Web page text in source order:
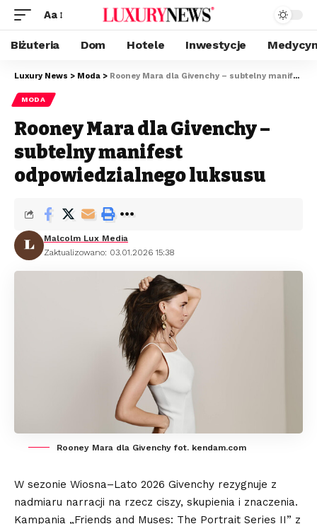
Aa
Biżuteria Dom Hotele Inwestycje
Luxury News > Moda > Rooney Mara dla Givenchy – subtelny manifest odpowiedzialnego luksusu
MODA
Rooney Mara dla Givenchy –
subtelny manifest
odpowiedzialnego luksusu
Zaktualizowano: 03.01.2026 15:38
Malcolm Lux Media
Rooney Mara dla Givenchy fot. kendam.com
W sezonie Wiosna–Lato 2026 Givenchy rezygnuje z
nadmiaru narracji na rzecz ciszy, skupienia i znaczenia.
Kampania „Friends and Muses: The Portrait Series II” z